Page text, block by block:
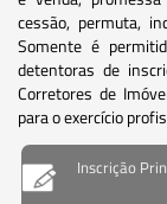
cessão, permuta,
Somente é
detentoras de
Corretores de
para o exercício
Inscrição